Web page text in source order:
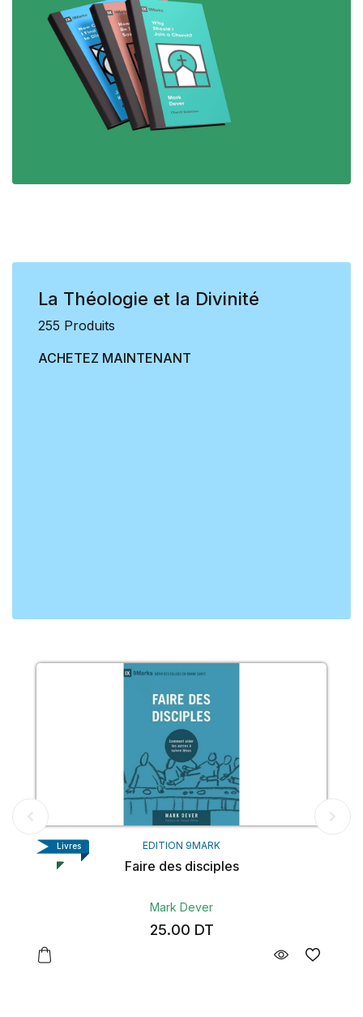
La Théologie et la Divinité
255 Produits
ACHETEZ MAINTENANT
EDITION 9MARK
La théologie biblique
Nick Roark
31.00DT
Livres